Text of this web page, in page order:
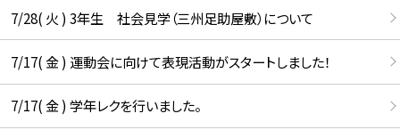
7/28( 火 ) 3年生 社会見学（三州足助屋敷）について
7/17( 金 ) 運動会に向けて表現活動がスタートしました！
7/17( 金 ) 学年レクを行いました。